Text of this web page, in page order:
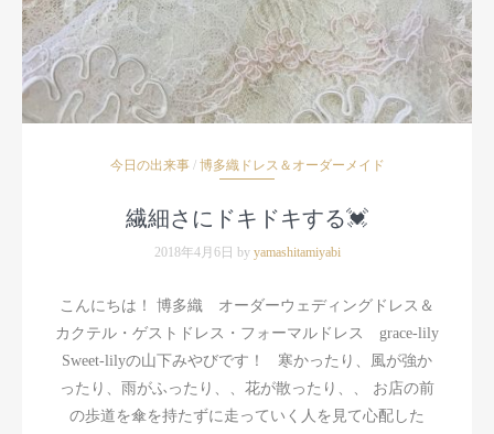
今日の出来事/ 博多織ドレス＆オーダーメイド
繊細さにドキドキする💓
2018年4月6日 by yamashitamiyabi
こんにちは！ 博多織 オーダーウェディングドレス＆
カクテル・ゲストドレス・フォーマルドレス grace-lily
Sweet-lilyの山下みやびです！ 寒かったり、風が強か
ったり、雨がふったり、、花が散ったり、、 お店の前
の歩道を傘を持たずに走っていく人を見て心配した